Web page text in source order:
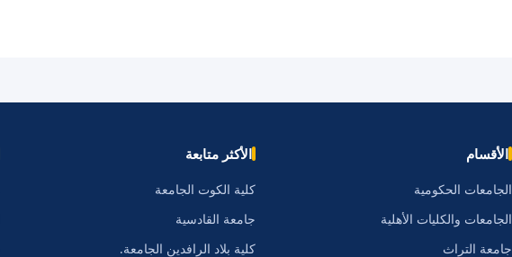
الأقسام
الجامعات الحكومية
الجامعات والكليات الأهلية
جامعة التراث
الأكثر متابعة
كلية الكوت الجامعة
جامعة القادسية
كلية بلاد الرافدين الجامعة.